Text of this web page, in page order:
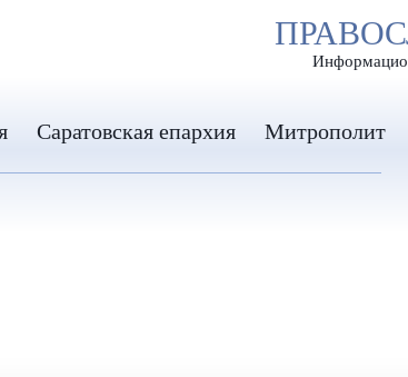
РАЗМЕР ШРИФТА
Саратовская епархия Митрополит